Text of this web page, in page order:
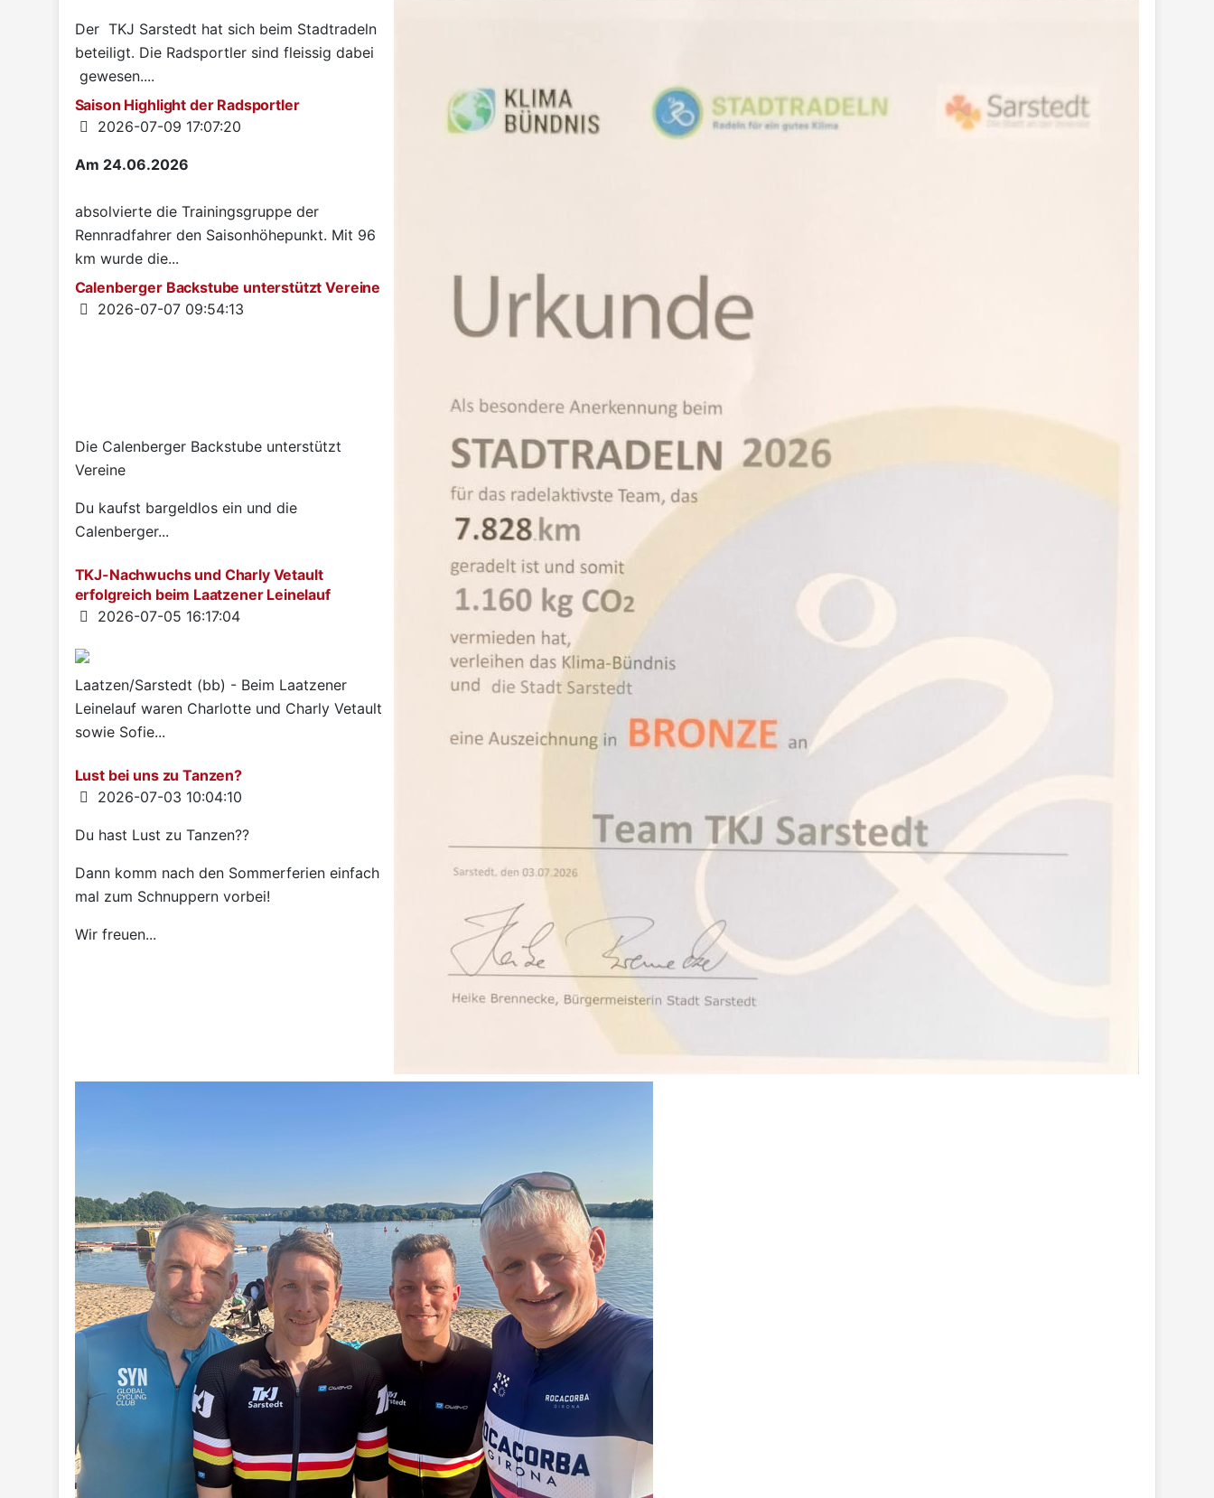
Der TKJ Sarstedt hat sich beim Stadtradeln
beteiligt. Die Radsportler sind fleissig dabei
gewesen....
Saison Highlight der Radsportler
Details
2026-07-09 17:07:20
Am 24.06.2026
absolvierte die Trainingsgruppe der
Rennradfahrer den Saisonhöhepunkt. Mit 96
km wurde die...
Calenberger Backstube unterstützt Vereine
Details
2026-07-07 09:54:13
Die Calenberger Backstube unterstützt
Vereine
Du kaufst bargeldlos ein und die
Calenberger...
TKJ-Nachwuchs und Charly Vetault
erfolgreich beim Laatzener Leinelauf
Details
2026-07-05 16:17:04
Laatzen/Sarstedt (bb) - Beim Laatzener
Leinelauf waren Charlotte und Charly Vetault
sowie Sofie...
Lust bei uns zu Tanzen?
Details
2026-07-03 10:04:10
Du hast Lust zu Tanzen??
Dann komm nach den Sommerferien einfach
mal zum Schnuppern vorbei!
Wir freuen...